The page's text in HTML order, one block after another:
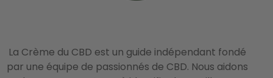
La Crème du CBD est un guide indépendant fondé
par une équipe de passionnés de CBD. Nous aidons